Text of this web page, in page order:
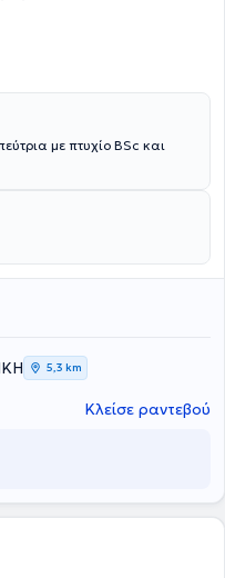
με πτυχίο BSc και
5,3 km
Κλείσε ραντεβού